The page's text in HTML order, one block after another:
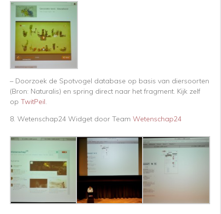
– Doorzoek de Spotvogel database op basis van diersoorten
(Bron: Naturalis) en spring direct naar het fragment. Kijk zelf
op TwitPeil.
8. Wetenschap24 Widget door Team Wetenschap24